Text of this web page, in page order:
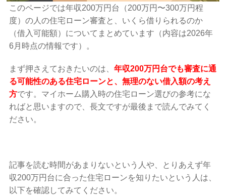
このページでは年収200万円台（200万円〜300万円程
度）の人の住宅ローン審査と、いくら借りられるのか
（借入可能額）についてまとめています（内容は2026年
6月時点の情報です）。
まず押さえておきたいのは、年収200万円台でも審査に通
る可能性のある住宅ローンと、無理のない借入額の考え
方です。マイホーム購入時の住宅ローン選びの参考にな
ればと思いますので、長文ですが最後まで読んでみてく
ださい。
記事を読む時間があまりないという人や、とりあえず年
収200万円台に合った住宅ローンを知りたいという人は、
以下を確認してみてください。